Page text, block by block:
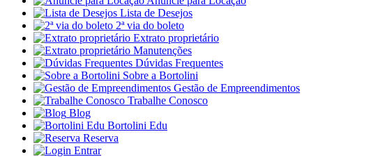
Lista de Desejos
2ª via do boleto
Extrato proprietário
Manutenções
Dúvidas Frequentes
Sobre a Bortolini
Gestão de Empreendimentos
Trabalhe Conosco
Blog
Bortolini Edu
Reserva
Entrar